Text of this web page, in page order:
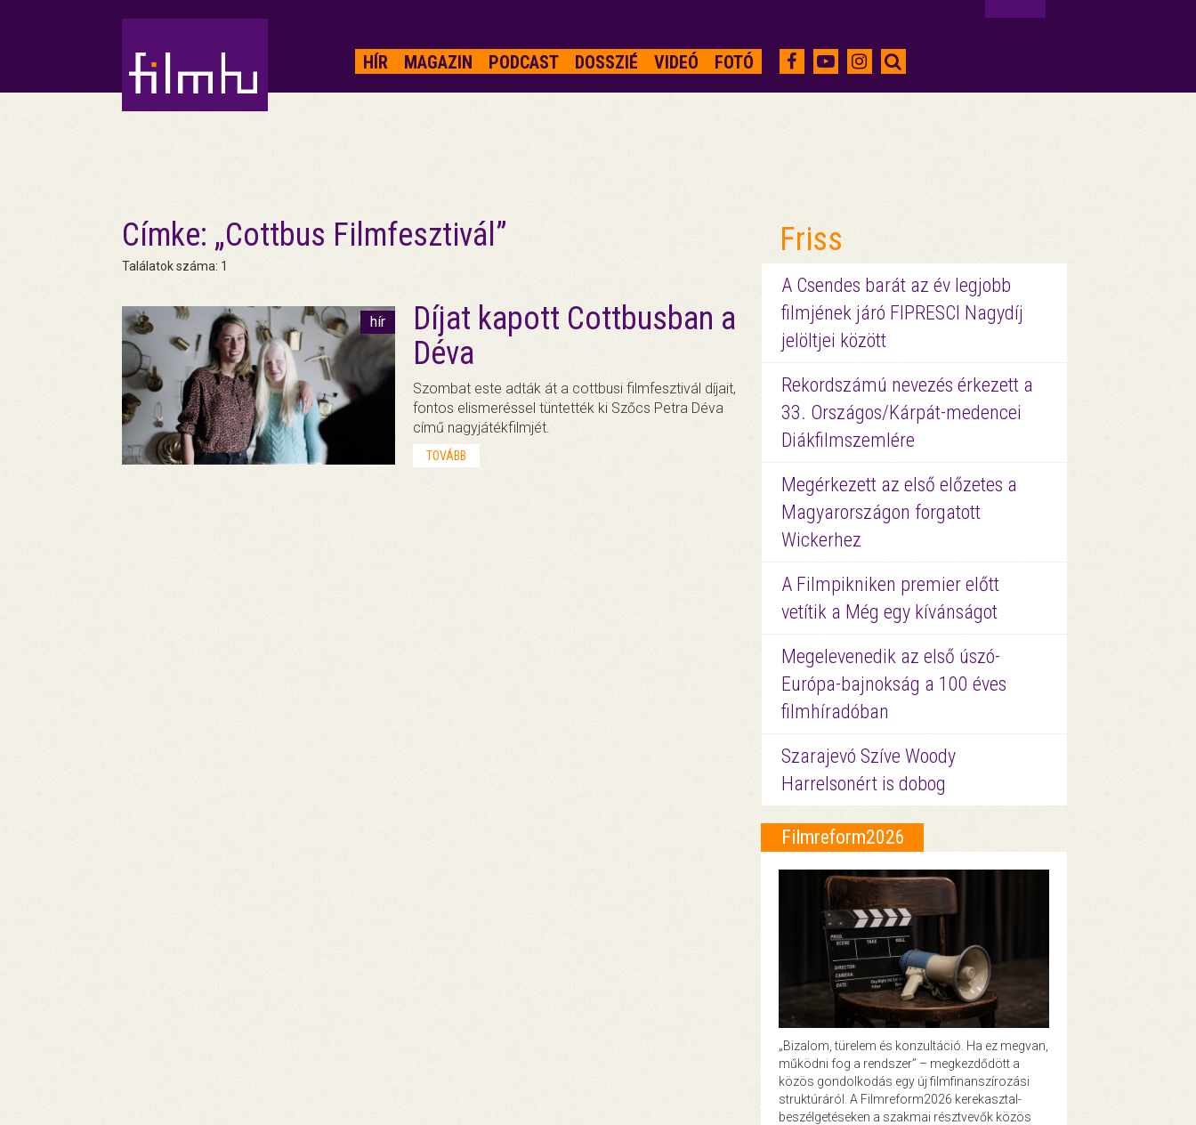
HÍR MAGAZIN PODCAST DOSSZIÉ VIDEÓ FOTÓ
Címke: „Cottbus Filmfesztivál”
Találatok száma: 1
hír
Díjat kapott Cottbusban a
Déva
Szombat este adták át a cottbusi filmfesztivál díjait,
fontos elismeréssel tüntették ki Szőcs Petra Déva
című nagyjátékfilmjét.
TOVÁBB
Friss
A Csendes barát az év legjobb
filmjének járó FIPRESCI Nagydíj
jelöltjei között
Rekordszámú nevezés érkezett a
33. Országos/Kárpát-medencei
Diákfilmszemlére
Megérkezett az első előzetes a
Magyarországon forgatott
Wickerhez
A Filmpikniken premier előtt
vetítik a Még egy kívánságot
Megelevenedik az első úszó-
Európa-bajnokság a 100 éves
filmhíradóban
Szarajevó Szíve Woody
Harrelsonért is dobog
Filmreform2026
„Bizalom, türelem és konzultáció. Ha ez megvan,
működni fog a rendszer” – megkezdődött a
közös gondolkodás egy új filmfinanszírozási
struktúráról. A Filmreform2026 kerekasztal-
beszélgetéseken a szakmai résztvevők közös